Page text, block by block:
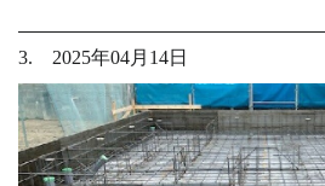
3. 2025年04月14日